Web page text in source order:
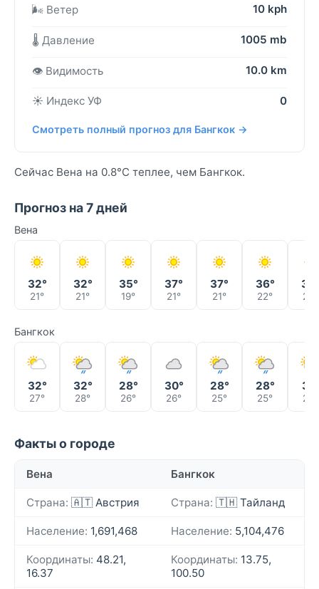
🌬️ Ветер
10 kph
🌡️ Давление 1005 mb
👁️ Видимость 10.0 km
☀️ Индекс УФ 0
Смотреть полный прогноз для Бангкок →
Сейчас Вена на 0.8°C теплее, чем Бангкок.
Прогноз на 7 дней
Вена
32°
21°
32°
21°
35°
19°
37°
21°
37°
21°
36°
22°
37°
22°
Бангкок
32°
27°
32°
28°
28°
26°
30°
26°
28°
25°
28°
25°
31°
26°
Факты о городе
Вена Бангкок
Страна: 🇦🇹 Австрия Страна: 🇹🇭 Тайланд
Население: 1,691,468 Население: 5,104,476
Координаты: 48.21,
16.37
Координаты: 13.75,
100.50